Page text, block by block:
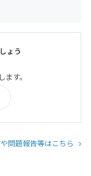
ょう
す。
問題報告等はこちら